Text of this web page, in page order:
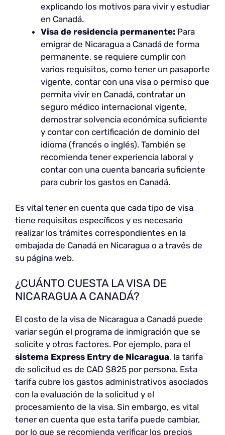
explicando los motivos para vivir y estudiar
en Canadá.
Visa de residencia permanente: Para
emigrar de Nicaragua a Canadá de forma
permanente, se requiere cumplir con
varios requisitos, como tener un pasaporte
vigente, contar con una visa o permiso que
permita vivir en Canadá, contratar un
seguro médico internacional vigente,
demostrar solvencia económica suficiente
y contar con certificación de dominio del
idioma (francés o inglés). También se
recomienda tener experiencia laboral y
contar con una cuenta bancaria suficiente
para cubrir los gastos en Canadá.
Es vital tener en cuenta que cada tipo de visa
tiene requisitos específicos y es necesario
realizar los trámites correspondientes en la
embajada de Canadá en Nicaragua o a través de
su página web.
¿CUÁNTO CUESTA LA VISA DE
NICARAGUA A CANADÁ?
El costo de la visa de Nicaragua a Canadá puede
variar según el programa de inmigración que se
solicite y otros factores. Por ejemplo, para el
sistema Express Entry de Nicaragua, la tarifa
de solicitud es de CAD $825 por persona. Esta
tarifa cubre los gastos administrativos asociados
con la evaluación de la solicitud y el
procesamiento de la visa. Sin embargo, es vital
tener en cuenta que esta tarifa puede cambiar,
por lo que se recomienda verificar los precios